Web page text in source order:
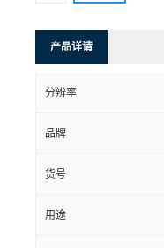
产品详请
分辨率
品牌
货号
用途